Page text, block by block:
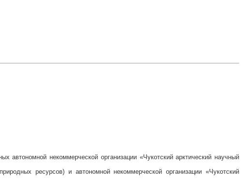
автономной некоммерческой организации «Чукотский арктический научный
ресурсов) и автономной некоммерческой организации «Чукотский